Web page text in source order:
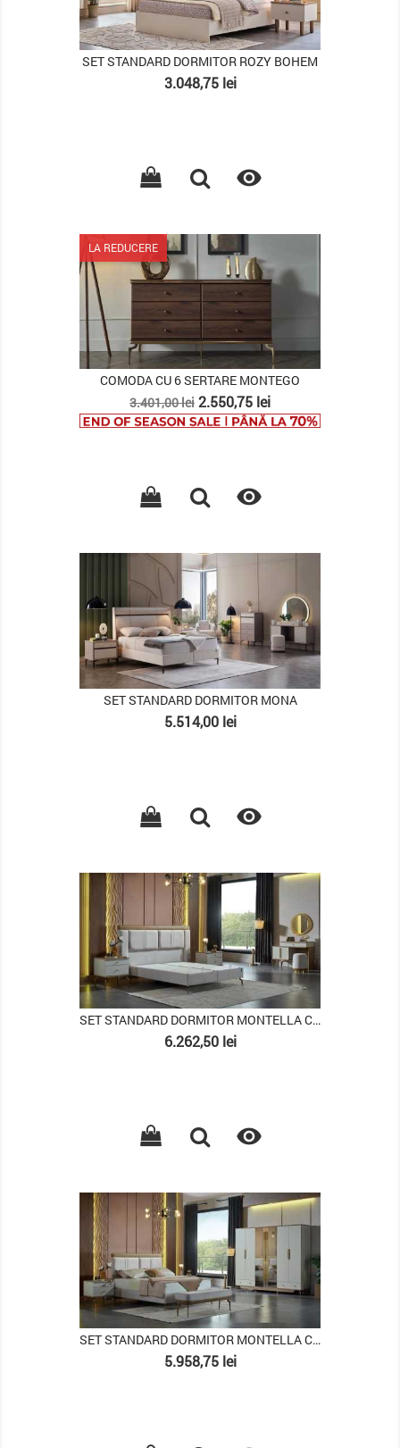
SET STANDARD DORMITOR ROZY BOHEM
Pret
3.048,75 lei

LA REDUCERE
COMODA CU 6 SERTARE MONTEGO
Pret
de
3.401,00 lei Pret
2.550,75 lei

SET STANDARD DORMITOR MONA
Pret
5.514,00 lei

SET STANDARD DORMITOR MONTELLA CU TABLIE XL
Pret
6.262,50 lei

SET STANDARD DORMITOR MONTELLA CU TABLIE L
Pret
5.958,75 lei